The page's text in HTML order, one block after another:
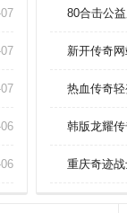
义？
奇巅峰之作！
极奥义！
场！
80合击公
新开传奇
热血传奇
韩版龙耀
重庆奇迹